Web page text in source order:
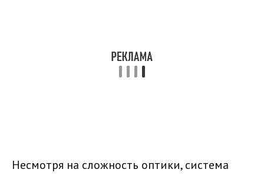
Несмотря на сложность оптики, система